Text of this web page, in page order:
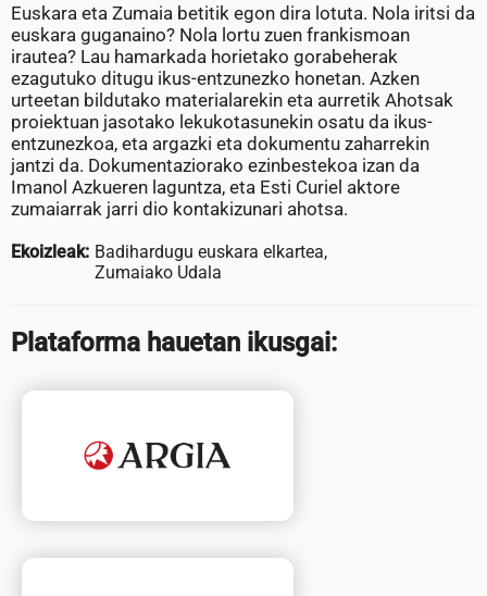
Euskara eta Zumaia betitik egon dira lotuta. Nola iritsi da
euskara guganaino? Nola lortu zuen frankismoan
irautea? Lau hamarkada horietako gorabeherak
ezagutuko ditugu ikus-entzunezko honetan. Azken
urteetan bildutako materialarekin eta aurretik Ahotsak
proiektuan jasotako lekukotasunekin osatu da ikus-
entzunezkoa, eta argazki eta dokumentu zaharrekin
jantzi da. Dokumentaziorako ezinbestekoa izan da
Imanol Azkueren laguntza, eta Esti Curiel aktore
zumaiarrak jarri dio kontakizunari ahotsa.
Ekoizleak: Badihardugu euskara elkartea,
Zumaiako Udala
Plataforma hauetan ikusgai: